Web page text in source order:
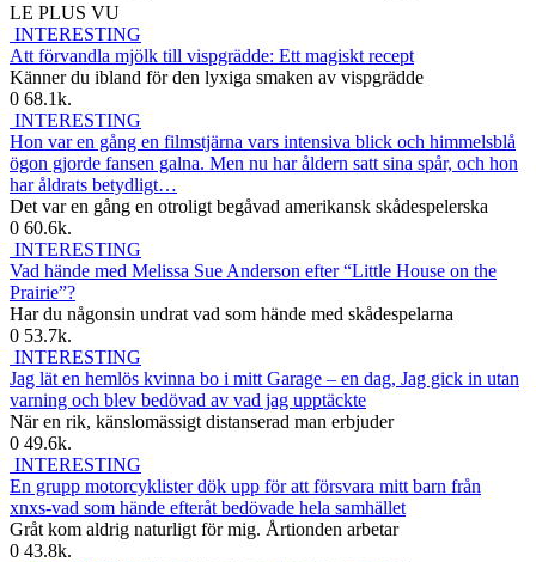
LE PLUS VU
INTERESTING
Att förvandla mjölk till vispgrädde: Ett magiskt recept
Känner du ibland för den lyxiga smaken av vispgrädde
0 68.1k.
INTERESTING
Hon var en gång en filmstjärna vars intensiva blick och himmelsblå
ögon gjorde fansen galna. Men nu har åldern satt sina spår, och hon
har åldrats betydligt…
Det var en gång en otroligt begåvad amerikansk skådespelerska
0 60.6k.
INTERESTING
Vad hände med Melissa Sue Anderson efter “Little House on the
Prairie”?
Har du någonsin undrat vad som hände med skådespelarna
0 53.7k.
INTERESTING
Jag lät en hemlös kvinna bo i mitt Garage – en dag, Jag gick in utan
varning och blev bedövad av vad jag upptäckte
När en rik, känslomässigt distanserad man erbjuder
0 49.6k.
INTERESTING
En grupp motorcyklister dök upp för att försvara mitt barn från
xnxs-vad som hände efteråt bedövade hela samhället
Gråt kom aldrig naturligt för mig. Årtionden arbetar
0 43.8k.